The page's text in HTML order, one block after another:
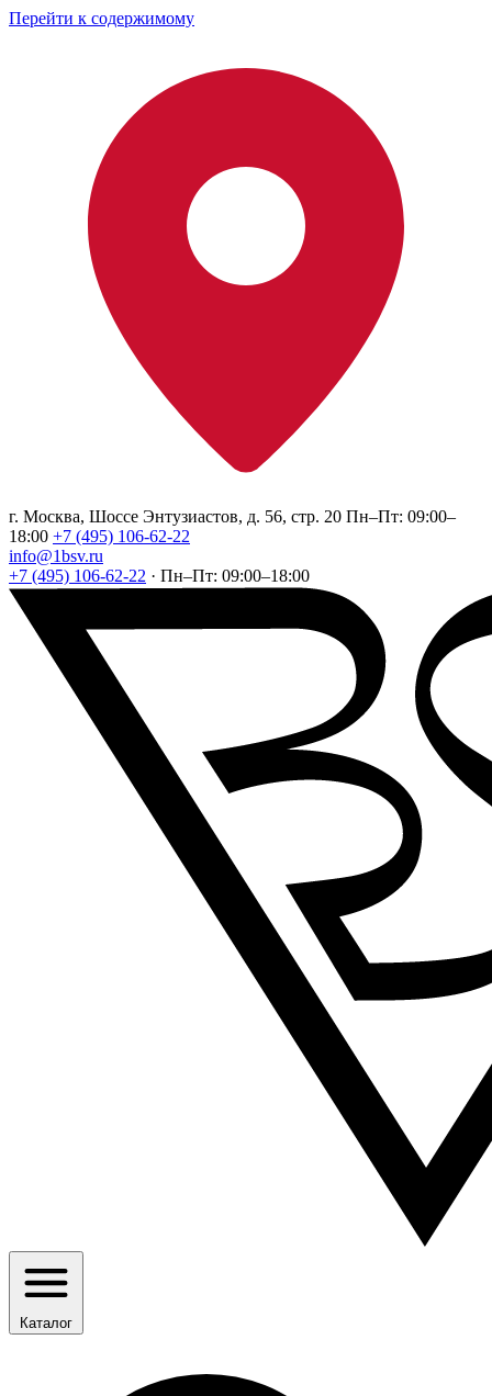
Перейти к содержимому
г. Москва, Шоссе Энтузиастов, д. 56, стр. 20 Пн–Пт: 09:00–
18:00 +7 (495) 106-62-22
info@1bsv.ru
+7 (495) 106-62-22 · Пн–Пт: 09:00–18:00
Каталог